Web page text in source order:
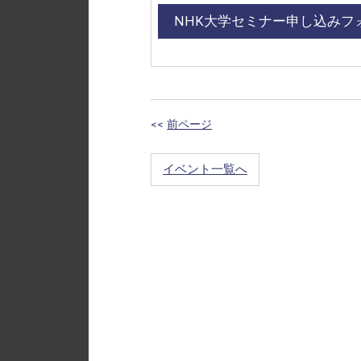
NHK大学セミナー申し込みフ
<< 前ページ
イベント一覧へ